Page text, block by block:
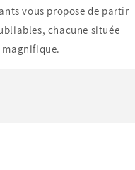
vous propose de partir
chacune située
magnifique.